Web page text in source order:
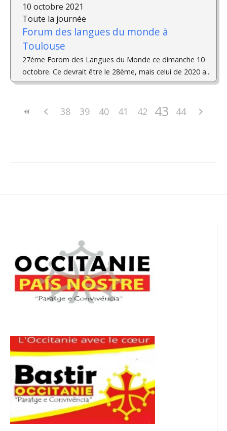
10 octobre 2021
Toute la journée
Forum des langues du monde à
Toulouse
27ème Forom des Langues du Monde ce dimanche 10
octobre. Ce devrait être le 28ème, mais celui de 2020 a...
38 39 40 41 42 43 44